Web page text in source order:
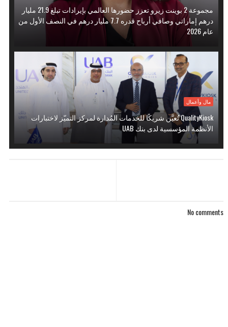
مجموعة 2 بوينت زيرو تعزز حضورها العالمي بإيرادات تبلغ 21.9 مليار
درهم إماراتي وصافي أرباح قدره 7.7 مليار درهم في النصف الأول من
عام 2026
مال وأعمال
QualityKiosk تُعيَّن شريكًا للخدمات المُدارة لمركز التميّز لاختبارات
الأنظمة المؤسسية لدى بنك UAB
No comments